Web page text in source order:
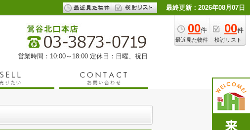
最終更新：2026年08月07日
00件
最近見た物件
00件
検討リスト
営業時間：10:00～18:00 定休日：日曜、祝日